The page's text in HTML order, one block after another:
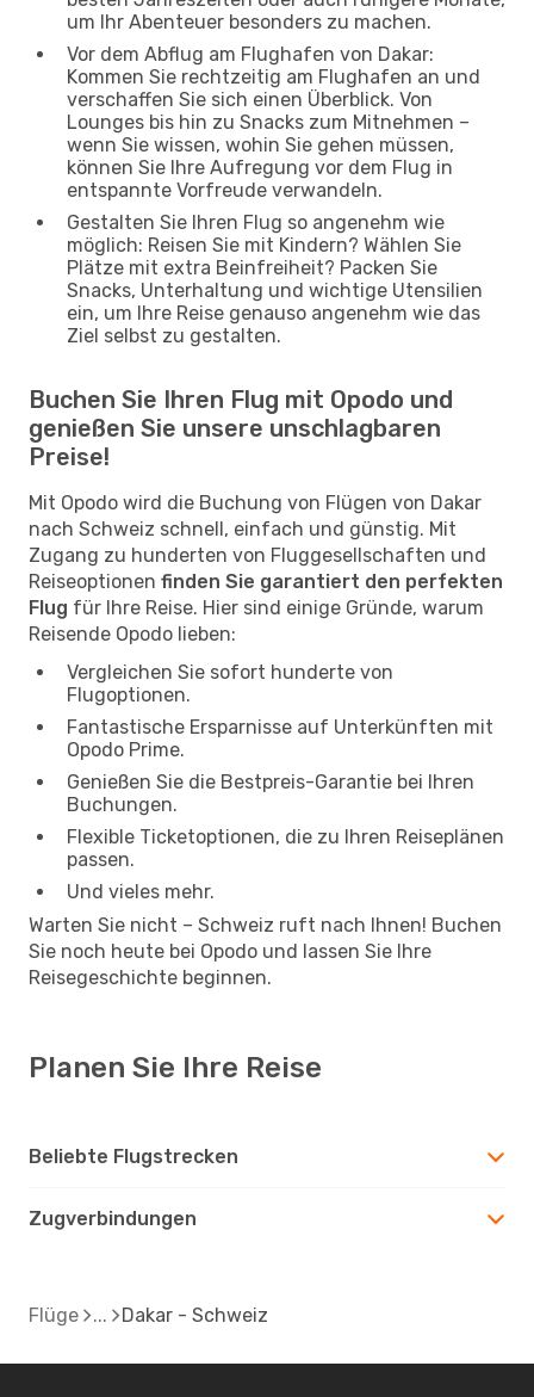
um Ihr Abenteuer besonders zu machen.
Vor dem Abflug am Flughafen von Dakar:
Kommen Sie rechtzeitig am Flughafen an und
verschaffen Sie sich einen Überblick. Von
Lounges bis hin zu Snacks zum Mitnehmen –
wenn Sie wissen, wohin Sie gehen müssen,
können Sie Ihre Aufregung vor dem Flug in
entspannte Vorfreude verwandeln.
Gestalten Sie Ihren Flug so angenehm wie
möglich: Reisen Sie mit Kindern? Wählen Sie
Plätze mit extra Beinfreiheit? Packen Sie
Snacks, Unterhaltung und wichtige Utensilien
ein, um Ihre Reise genauso angenehm wie das
Ziel selbst zu gestalten.
Buchen Sie Ihren Flug mit Opodo und
genießen Sie unsere unschlagbaren
Preise!
Mit Opodo wird die Buchung von Flügen von Dakar
nach Schweiz schnell, einfach und günstig. Mit
Zugang zu hunderten von Fluggesellschaften und
Reiseoptionen finden Sie garantiert den perfekten
Flug für Ihre Reise. Hier sind einige Gründe, warum
Reisende Opodo lieben:
Vergleichen Sie sofort hunderte von
Flugoptionen.
Fantastische Ersparnisse auf Unterkünften mit
Opodo Prime.
Genießen Sie die Bestpreis-Garantie bei Ihren
Buchungen.
Flexible Ticketoptionen, die zu Ihren Reiseplänen
passen.
Und vieles mehr.
Warten Sie nicht – Schweiz ruft nach Ihnen! Buchen
Sie noch heute bei Opodo und lassen Sie Ihre
Reisegeschichte beginnen.
Planen Sie Ihre Reise
Beliebte Flugstrecken
Zugverbindungen
Flüge Dakar - Schweiz